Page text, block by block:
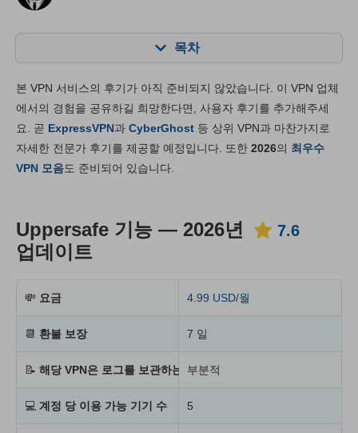
목차
주요 기능 7.6
설치 및 앱 7.8
본 VPN 서비스의 후기가 아직 준비되지 않았습니다. 이 VPN 업체
에서의 경험을 공유하길 희망한다면, 사용자 후기를 추가해주세
요. 곧 ExpressVPN과 CyberGhost 등 상위 VPN과 마찬가지로
자세한 전문가 후기를 제공할 예정입니다. 또한 2026의 최우수
VPN 모음도 준비되어 있습니다.
Uppersafe 기능 — 2026년
업데이트
7.6
💸 요금 4.99 USD/월
📆 환불 보장 7 일
📝 해당 VPN은 로그를 보관하는가?부분적
💻 계정 당 이용 가능 기기 수 5